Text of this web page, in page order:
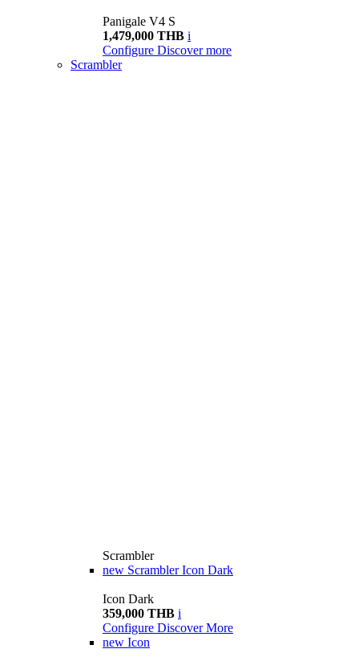
Panigale V4 S
1,479,000 THB i
Configure Discover more
Scrambler
Scrambler
new Scrambler Icon Dark
Icon Dark
359,000 THB i
Configure Discover More
new Icon